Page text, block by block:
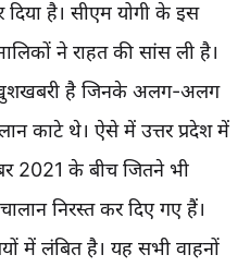
है। सीएम योगी के इस
ने राहत की सांस ली है।
है जिनके अलग-अलग
काटे थे। ऐसे में उत्तर प्रदेश में
2021 के बीच जितने भी
निरस्त कर दिए गए हैं।
में लंबित है। यह सभी वाहनों